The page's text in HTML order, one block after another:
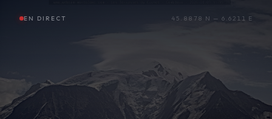
EN DIRECT 45.8878 N — 6.6211 E